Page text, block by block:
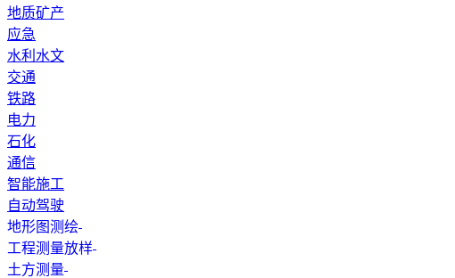
地质矿产
应急
水利水文
交通
铁路
电力
石化
通信
智能施工
自动驾驶
地形图测绘
工程测量放样
土方测量